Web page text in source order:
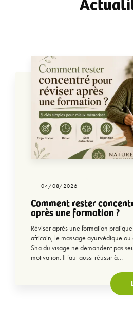
04/08/2026
Comment rester
après une formation ?
Réviser après une formation
africain, le massage ayurvédique
Sha du visage ne demandent pas
motivation. Il faut aussi réussir à…